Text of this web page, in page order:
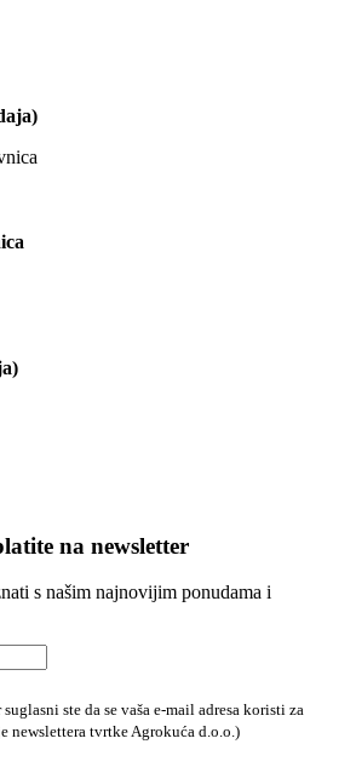
na newsletter
s našim najnovijim ponudama i
ste da se vaša e-mail adresa koristi za
newslettera tvrtke Agrokuća d.o.o.)